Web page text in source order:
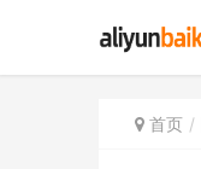
首页